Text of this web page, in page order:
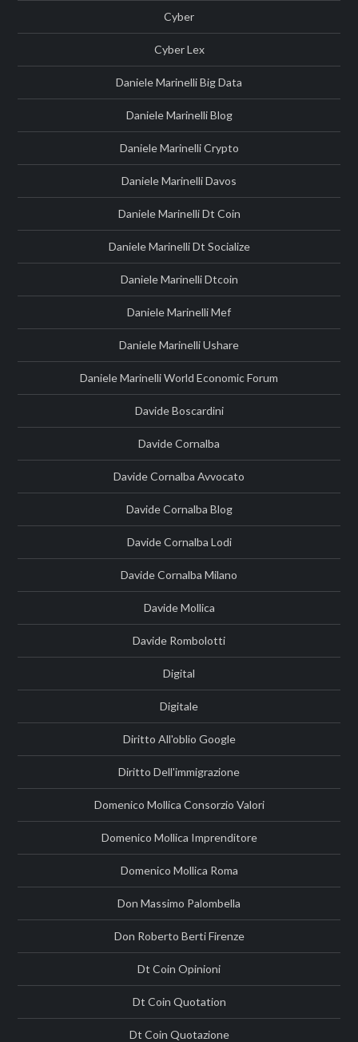
Cyber
Cyber Lex
Daniele Marinelli Big Data
Daniele Marinelli Blog
Daniele Marinelli Crypto
Daniele Marinelli Davos
Daniele Marinelli Dt Coin
Daniele Marinelli Dt Socialize
Daniele Marinelli Dtcoin
Daniele Marinelli Mef
Daniele Marinelli Ushare
Daniele Marinelli World Economic Forum
Davide Boscardini
Davide Cornalba
Davide Cornalba Avvocato
Davide Cornalba Blog
Davide Cornalba Lodi
Davide Cornalba Milano
Davide Mollica
Davide Rombolotti
Digital
Digitale
Diritto All'oblio Google
Diritto Dell'immigrazione
Domenico Mollica Consorzio Valori
Domenico Mollica Imprenditore
Domenico Mollica Roma
Don Massimo Palombella
Don Roberto Berti Firenze
Dt Coin Opinioni
Dt Coin Quotation
Dt Coin Quotazione